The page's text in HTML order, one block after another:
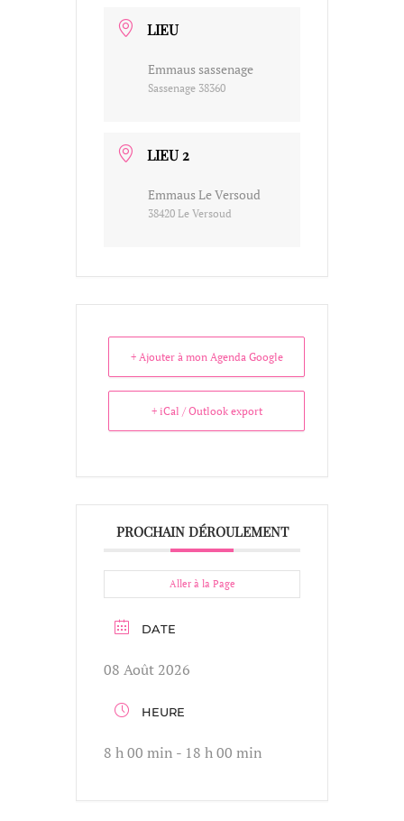
LIEU
Emmaus sassenage
Sassenage 38360
LIEU 2
Emmaus Le Versoud
38420 Le Versoud
+ Ajouter à mon Agenda Google
+ iCal / Outlook export
PROCHAIN DÉROULEMENT
Aller à la Page
DATE
08 Août 2026
HEURE
8 h 00 min - 18 h 00 min